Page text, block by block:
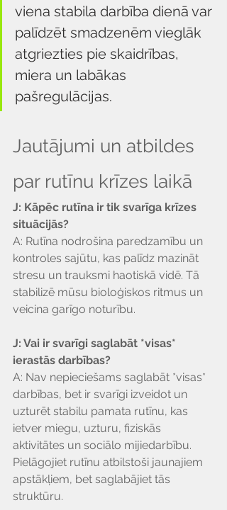
viena stabila darbība dienā var
palīdzēt smadzenēm vieglāk
atgriezties pie skaidrības,
miera un labākas
pašregulācijas.
Jautājumi un atbildes
par rutīnu krīzes laikā
J: Kāpēc rutīna ir tik svarīga krīzes
situācijās?
A: Rutīna nodrošina paredzamību un
kontroles sajūtu, kas palīdz mazināt
stresu un trauksmi haotiskā vidē. Tā
stabilizē mūsu bioloģiskos ritmus un
veicina garīgo noturību.
J: Vai ir svarīgi saglabāt *visas*
ierastās darbības?
A: Nav nepieciešams saglabāt *visas*
darbības, bet ir svarīgi izveidot un
uzturēt stabilu pamata rutīnu, kas
ietver miegu, uzturu, fiziskās
aktivitātes un sociālo mijiedarbību.
Pielāgojiet rutīnu atbilstoši jaunajiem
apstākļiem, bet saglabājiet tās
struktūru.